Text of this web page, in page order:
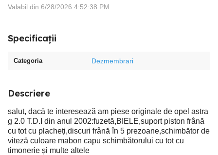
Valabil din 6/28/2026 4:52:38 PM
Specificații
Categoria Dezmembrari
Descriere
salut, dacă te interesează am piese originale de opel astra
g 2.0 T.D.I din anul 2002:fuzetă,BIELE,suport piston frână
cu tot cu placheți,discuri frână în 5 prezoane,schimbător de
viteză culoare mabon capu schimbătorului cu tot cu
timonerie și multe altele